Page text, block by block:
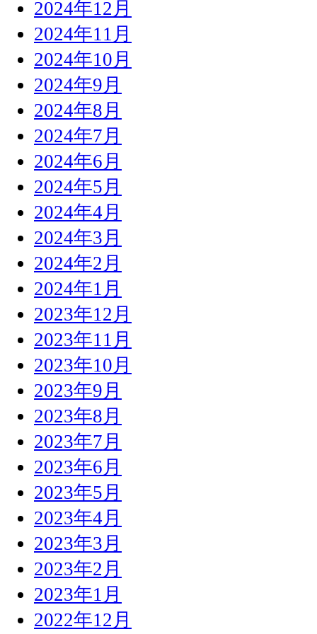
2024年12月
2024年11月
2024年10月
2024年9月
2024年8月
2024年7月
2024年6月
2024年5月
2024年4月
2024年3月
2024年2月
2024年1月
2023年12月
2023年11月
2023年10月
2023年9月
2023年8月
2023年7月
2023年6月
2023年5月
2023年4月
2023年3月
2023年2月
2023年1月
2022年12月